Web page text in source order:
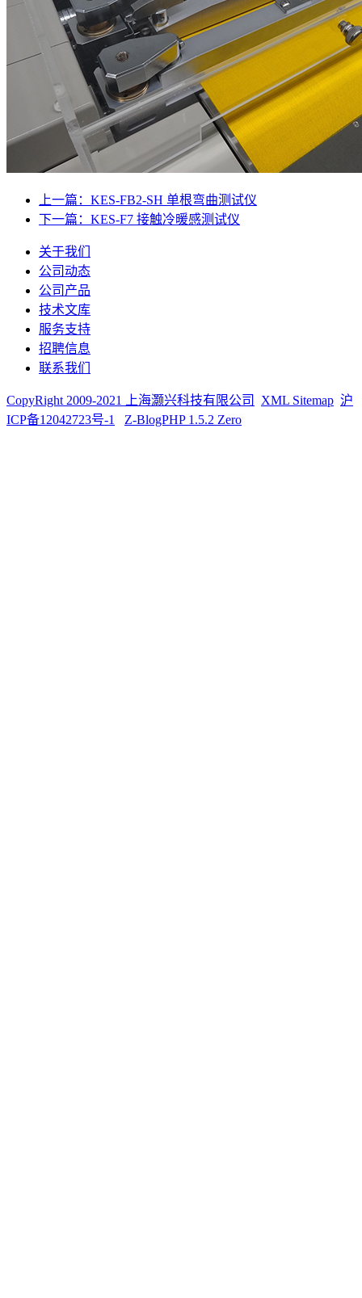
上一篇：KES-FB2-SH 单根弯曲测试仪
下一篇：KES-F7 接触冷暖感测试仪
关于我们
公司动态
公司产品
技术文库
服务支持
招聘信息
联系我们
CopyRight 2009-2021 上海灏兴科技有限公司 XML Sitemap 沪
ICP备12042723号-1
Z-BlogPHP 1.5.2 Zero